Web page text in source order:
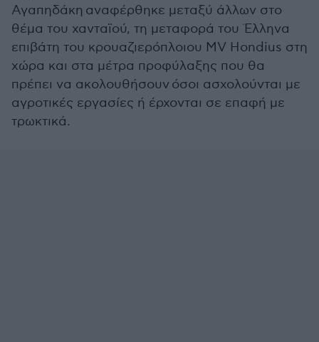
Αγαπηδάκη αναφέρθηκε μεταξύ άλλων στο
θέμα του χανταϊού, τη μεταφορά του Έλληνα
επιβάτη του κρουαζιερόπλοιου MV Hondius στη
χώρα και στα μέτρα προφύλαξης που θα
πρέπει να ακολουθήσουν όσοι ασχολούνται με
αγροτικές εργασίες ή έρχονται σε επαφή με
τρωκτικά.